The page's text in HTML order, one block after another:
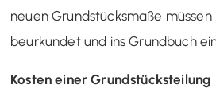
neuen Grundstücksmaße
beurkundet und ins Grundbuch
Kosten einer Grundstücksteilung